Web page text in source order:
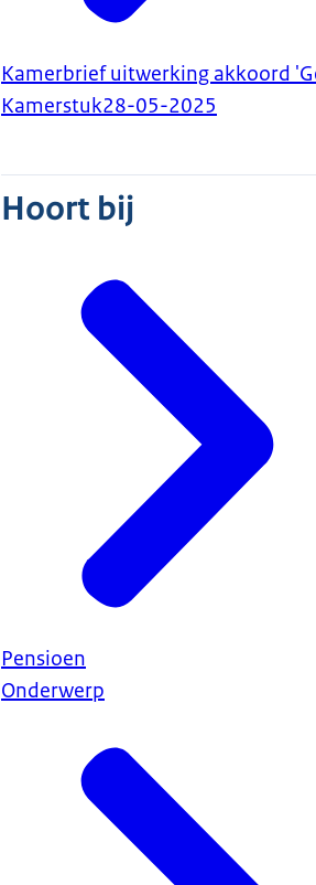
Kamerbrief uitwerking akkoord
Kamerstuk28-05-2025
Hoort bij
Pensioen
Onderwerp